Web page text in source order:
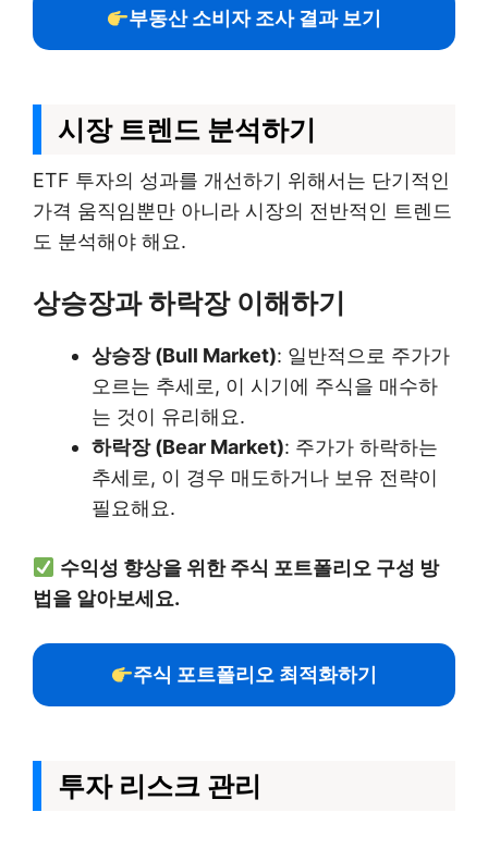
부동산 소비자 조사 결과 보기
시장 트렌드 분석하기
ETF 투자의 성과를 개선하기 위해서는 단기적인
가격 움직임뿐만 아니라 시장의 전반적인 트렌드
도 분석해야 해요.
상승장과 하락장 이해하기
상승장 (Bull Market): 일반적으로 주가가
오르는 추세로, 이 시기에 주식을 매수하
는 것이 유리해요.
하락장 (Bear Market): 주가가 하락하는
추세로, 이 경우 매도하거나 보유 전략이
필요해요.
수익성 향상을 위한 주식 포트폴리오 구성 방
법을 알아보세요.
주식 포트폴리오 최적화하기
투자 리스크 관리